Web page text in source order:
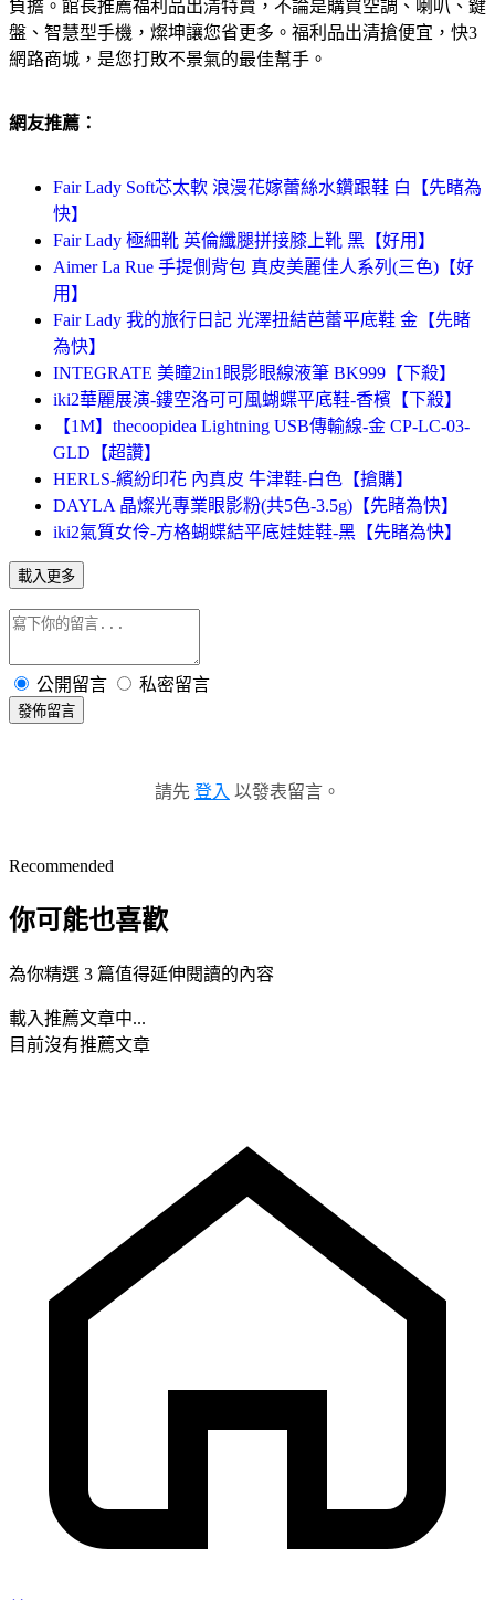
負擔。館長推薦福利品出清特賣，不論是購買空調、喇叭、鍵
盤、智慧型手機，燦坤讓您省更多。福利品出清搶便宜，快3
網路商城，是您打敗不景氣的最佳幫手。
網友推薦：
Fair Lady Soft芯太軟 浪漫花嫁蕾絲水鑽跟鞋 白【先睹為
快】
Fair Lady 極細靴 英倫纖腿拼接膝上靴 黑【好用】
Aimer La Rue 手提側背包 真皮美麗佳人系列(三色)【好
用】
Fair Lady 我的旅行日記 光澤扭結芭蕾平底鞋 金【先睹
為快】
INTEGRATE 美瞳2in1眼影眼線液筆 BK999【下殺】
iki2華麗展演-鏤空洛可可風蝴蝶平底鞋-香檳【下殺】
【1M】thecoopidea Lightning USB傳輸線-金 CP-LC-03-
GLD【超讚】
HERLS-繽紛印花 內真皮 牛津鞋-白色【搶購】
DAYLA 晶燦光專業眼影粉(共5色-3.5g)【先睹為快】
iki2氣質女伶-方格蝴蝶結平底娃娃鞋-黑【先睹為快】
載入更多
公開留言 私密留言
發佈留言
請先 登入 以發表留言。
Recommended
你可能也喜歡
為你精選 3 篇值得延伸閱讀的內容
載入推薦文章中...
目前沒有推薦文章